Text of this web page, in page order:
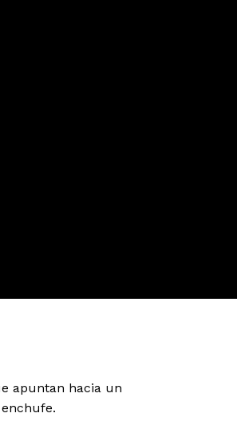
apuntan hacia un